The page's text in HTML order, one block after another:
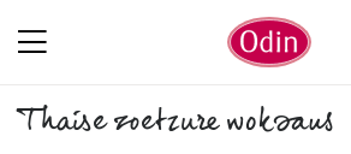
Thaise zoetzure woksaus